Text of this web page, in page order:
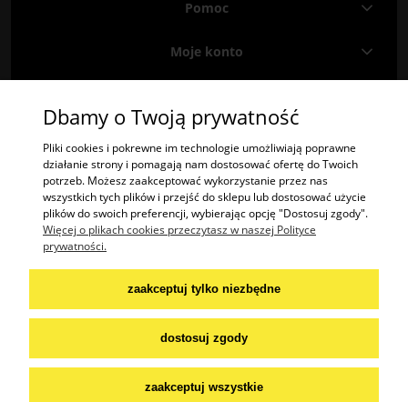
Pomoc
Moje konto
Znajdź nas naFacebookuiInstagramie
"2TREES" Radosław Krzysztof Olech | ul. Potok 485A, 38-404 Potok | woj.
podkarpackie | tel.: 574447365 | email:kontakt@2trees.pl
NIP: 6842276645
Praca:
wakat:szwaczka / krawcowa
aplikuj na mail:
praca@2trees.pl
Dbamy o Twoją prywatność
Pliki cookies i pokrewne im technologie umożliwiają poprawne
działanie strony i pomagają nam dostosować ofertę do Twoich
potrzeb. Możesz zaakceptować wykorzystanie przez nas
wszystkich tych plików i przejść do sklepu lub dostosować użycie
plików do swoich preferencji, wybierając opcję "Dostosuj zgody".
Więcej o plikach cookies przeczytasz w naszej Polityce
prywatności.
zaakceptuj tylko niezbędne
dostosuj zgody
zaakceptuj wszystkie